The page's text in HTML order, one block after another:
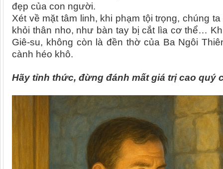
đẹp của con người.
Xét về mặt tâm linh, khi phạm tội trọng, chúng
khỏi thân nho, như bàn tay bị cắt lìa cơ thể…
Giê-su, không còn là đền thờ của Ba Ngôi
cành héo khô.
Hãy tỉnh thức, đừng đánh mất giá trị cao quý